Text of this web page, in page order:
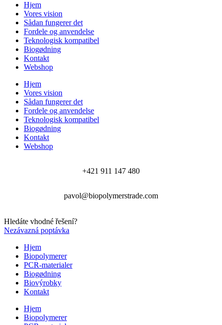
Hjem
Vores vision
Sådan fungerer det
Fordele og anvendelse
Teknologisk kompatibel
Biogødning
Kontakt
Webshop
Hjem
Vores vision
Sådan fungerer det
Fordele og anvendelse
Teknologisk kompatibel
Biogødning
Kontakt
Webshop
+421 911 147 480
pavol@biopolymerstrade.com
Hledáte vhodné řešení?
Nezávazná poptávka
Hjem
Biopolymerer
PCR-materialer
Biogødning
Biovýrobky
Kontakt
Hjem
Biopolymerer